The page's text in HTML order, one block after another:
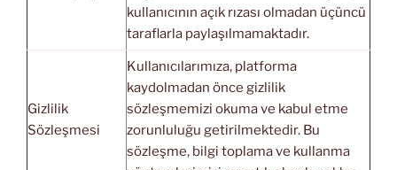
kullanıcının açık rızası olmadan üçüncü
taraflarla paylaşılmamaktadır.
Gizlilik
Sözleşmesi
Kullanıcılarımıza, platforma
kaydolmadan önce gizlilik
sözleşmemizi okuma ve kabul etme
zorunluluğu getirilmektedir. Bu
sözleşme, bilgi toplama ve kullanma